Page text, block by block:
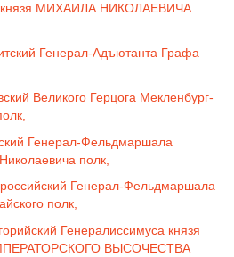
МИХАИЛА НИКОЛАЕВИЧА
Генерал-Адъютанта Графа
Великого Герцога Мекленбург-
Генерал-Фельдмаршала
полк,
Генерал-Фельдмаршала
полк,
Генералиссимуса князя
ВЫСОЧЕСТВА